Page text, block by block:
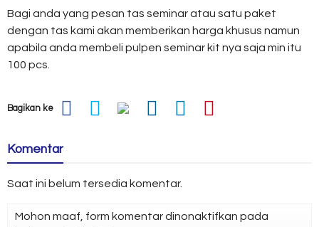
Bagi anda yang pesan tas seminar atau satu paket
dengan tas kami akan memberikan harga khusus namun
apabila anda membeli pulpen seminar kit nya saja min itu
100 pcs.
Bagikan ke
Komentar
Saat ini belum tersedia komentar.
Mohon maaf, form komentar dinonaktifkan pada